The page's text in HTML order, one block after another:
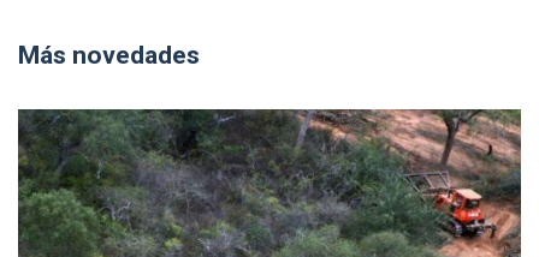
Más novedades